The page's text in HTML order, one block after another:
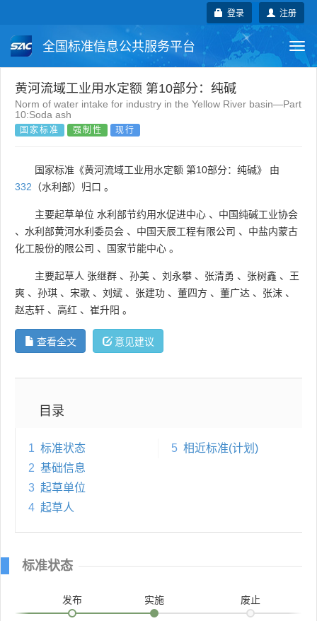
注册
登录
全国标准信息公共服务平台
国家标准 行业标准 地方标准
团体标准
黄河流域工业用水定额 第10部分：纯碱
Norm of water intake for industry in the Yellow River basin—Part
10:Soda ash
国家标准 强制性 现行
国家标准《黄河流域工业用水定额 第10部分：纯碱》 由
332 （水利部）归口 。
主要起草单位 水利部节约用水促进中心 、 中国纯碱工业协会
、 水利部黄河水利委员会 、 中国天辰工程有限公司 、 中盐内蒙古
化工股份的限公司 、 国家节能中心 。
主要起草人 张继群 、 孙美 、 刘永攀 、 张清勇 、 张树鑫 、 王
爽 、 孙琪 、 宋歌 、 刘斌 、 张建功 、 董四方 、 董广达 、 张沫 、
赵志轩 、 高红 、 崔升阳 。
查看全文 意见建议
目录
1 标准状态
2 基础信息
3 起草单位
4 起草人
5 相近标准(计划)
标准状态
发布 实施 废止